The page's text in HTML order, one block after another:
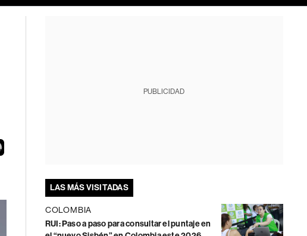
PUBLICIDAD
LAS MÁS VISITADAS
COLOMBIA
RUI: Paso a paso para consultar el puntaje en